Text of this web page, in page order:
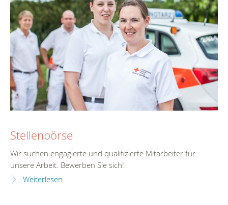
Stellenbörse
Wir suchen engagierte und qualifizierte Mitarbeiter für
unsere Arbeit. Bewerben Sie sich!
Weiterlesen